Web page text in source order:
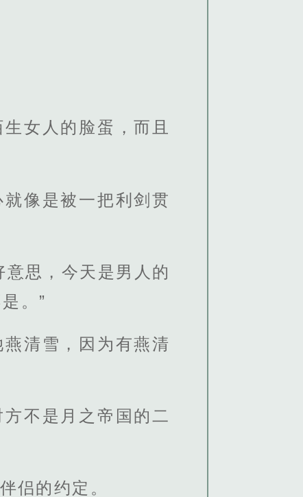
女人的脸蛋，而且
像是被一把利剑贯
思，今天是男人的
。”
清雪，因为有燕清
不是月之帝国的二
侣的约定。